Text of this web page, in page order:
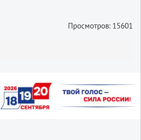
Просмотров: 15601